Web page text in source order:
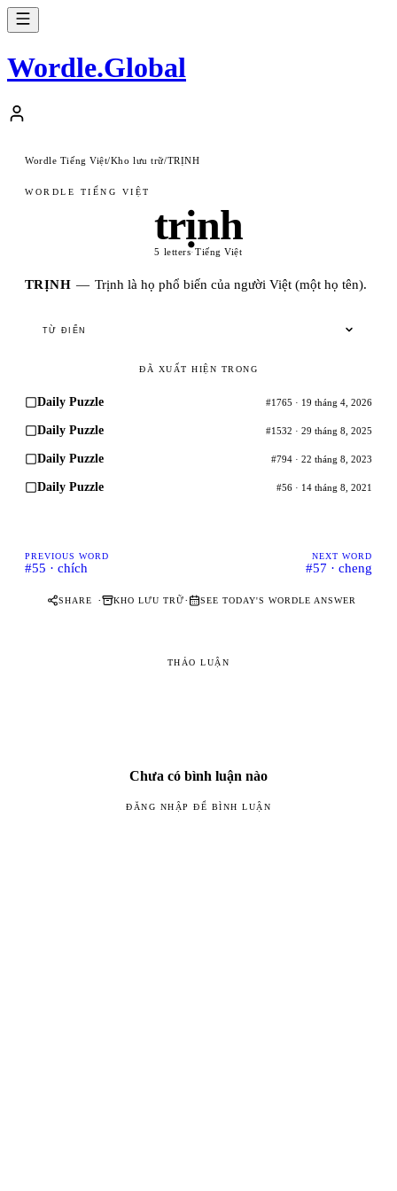
Wordle.Global
Wordle Tiếng Việt/Kho lưu trữ/TRỊNH
WORDLE TIẾNG VIỆT
trịnh
5 letters·Tiếng Việt
TRỊNH — Trịnh là họ phổ biến của người Việt (một họ tên).
TỪ ĐIỂN
ĐÃ XUẤT HIỆN TRONG
Daily Puzzle #1765 · 19 tháng 4, 2026
Daily Puzzle #1532 · 29 tháng 8, 2025
Daily Puzzle #794 · 22 tháng 8, 2023
Daily Puzzle #56 · 14 tháng 8, 2021
PREVIOUS WORD
#55 · chích
NEXT WORD
#57 · cheng
SHARE · KHO LƯU TRỮ· SEE TODAY'S WORDLE ANSWER
THẢO LUẬN
Chưa có bình luận nào
ĐĂNG NHẬP ĐỂ BÌNH LUẬN